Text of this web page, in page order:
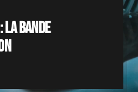
la bande